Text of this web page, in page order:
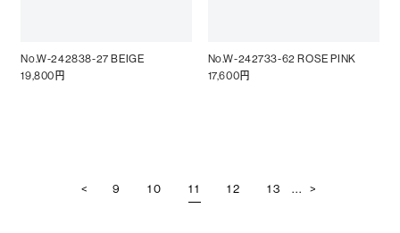
No.W-242838-27 BEIGE
19,800円
No.W-242733-62 ROSE PINK
17,600円
< 9 10 11 12 13 ... >